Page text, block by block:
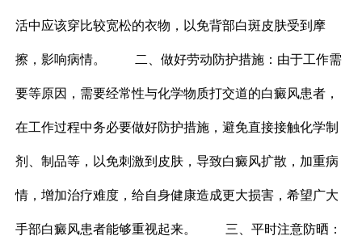
活中应该穿比较宽松的衣物，以免背部白斑皮肤受到摩
擦，影响病情。 二、做好劳动防护措施：由于工作需
要等原因，需要经常性与化学物质打交道的白癜风患者，
在工作过程中务必要做好防护措施，避免直接接触化学制
剂、制品等，以免刺激到皮肤，导致白癜风扩散，加重病
情，增加治疗难度，给自身健康造成更大损害，希望广大
手部白癜风患者能够重视起来。 三、平时注意防晒：